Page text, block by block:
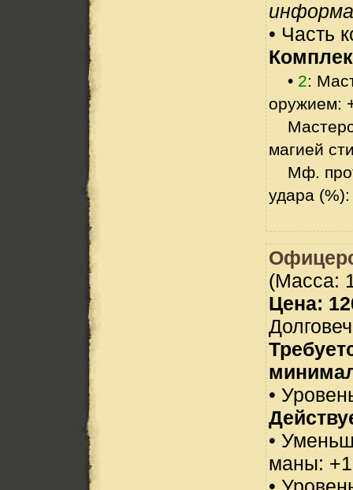
• Часть
• 2:
оружием:
магией
Мф.
удара
(Масса:
Цена:
•
•
маны: +1